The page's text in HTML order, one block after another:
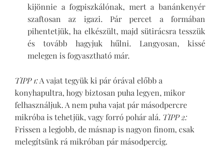
kijönnie a fogpiszkálónak, mert a banánkenyér
szaftosan az igazi. Pár percet a formában
pihentetjük, ha elkészült, majd sütirácsra tesszük
és tovább hagyjuk hűlni. Langyosan, kissé
melegen is fogyasztható már.
TIPP 1:A vajat tegyük ki pár órával előbb a
konyhapultra, hogy biztosan puha legyen, mikor
felhasználjuk. A nem puha vajat pár másodpercre
mikróba is tehetjük, vagy forró pohár alá. TIPP 2:
Frissen a legjobb, de másnap is nagyon finom, csak
melegítsünk rá mikróban pár másodpercig.